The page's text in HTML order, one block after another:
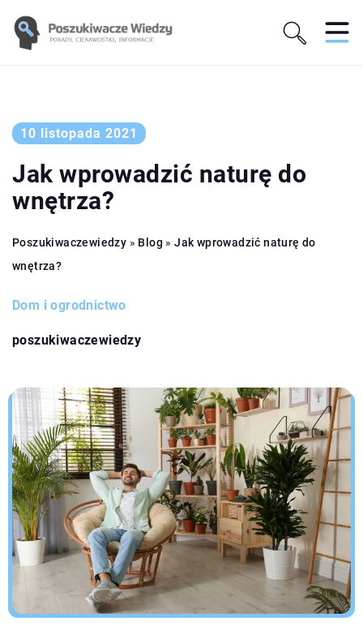
10 listopada 2021
Jak wprowadzić naturę do
wnętrza?
Poszukiwaczewiedzy » Blog »Jak wprowadzić naturę do
wnętrza?
Dom i ogrodnictwo
poszukiwaczewiedzy